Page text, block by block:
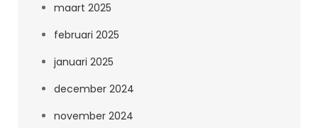
maart 2025
februari 2025
januari 2025
december 2024
november 2024